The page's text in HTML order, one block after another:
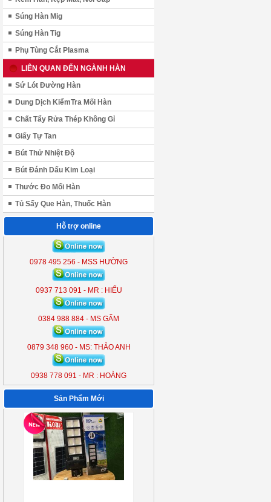
Súng Hàn Mig
Súng Hàn Tig
Phụ Tùng Cắt Plasma
LIÊN QUAN ĐẾN NGÀNH HÀN
Sứ Lót Đường Hàn
Dung Dịch KiểmTra Mối Hàn
Chất Tẩy Rửa Thép Không Gỉ
Giấy Tự Tan
Bút Thử Nhiệt Độ
Bút Đánh Dấu Kim Loại
Thước Đo Mối Hàn
Tủ Sấy Que Hàn, Thuốc Hàn
Hỗ trợ online
0978 495 256 - MSS HƯỜNG
0937 713 091 - MR : HIẾU
0384 988 884 - MS GẤM
0879 348 960 - MS: THẢO ANH
0938 778 091 - MR : HOÀNG
Sản Phẩm Mới
ĐÈN LIỀN THỂ KOBE 7300 (
KB - 7300
ĐÈN LIỀN THỂ KOBE 7300 (
300W )
KB - 7300